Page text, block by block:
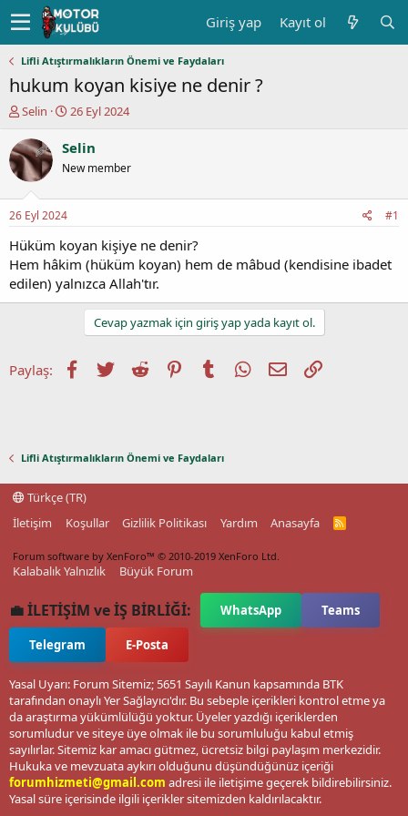
Giriş yap Kayıt ol
Lifli Atıştırmalıkların Önemi ve Faydaları
hukum koyan kisiye ne denir ?
K
n
u
y
b
a
ş
a
t
a
Selin
B
ş
a
ç
a
r
i
26 Eyl 2024
Selin
New member
26 Eyl 2024 #1
Hüküm koyan kişiye ne denir?
Hem hâkim (hüküm koyan) hem de mâbud (kendisine ibadet
edilen) yalnızca Allah'tır.
Cevap yazmak için giriş yap yada kayıt ol.
Paylaş: Facebook
TwitterReddit PinterestTumblrWhatsApp
E-postaLink
Lifli Atıştırmalıkların Önemi ve Faydaları
Türkçe (TR)
İletişim
Koşullar Gizlilik Politikası Yardım Anasayfa
R
Forum software by XenForo™ © 2010-2019 XenForo Ltd.
Kalabalık Yalnızlık Büyük Forum
💼 İLETİŞİM ve İŞ BİRLİĞİ: WhatsApp Teams
Telegram E-Posta
Yasal Uyarı: Forum Sitemiz; 5651 Sayılı Kanun kapsamında BTK
tarafından onaylı Yer Sağlayıcı'dır. Bu sebeple içerikleri kontrol etme ya
da araştırma yükümlülüğü yoktur. Üyeler yazdığı içeriklerden
sorumludur ve siteye üye olmak ile bu sorumluluğu kabul etmiş
sayılırlar. Sitemiz kar amacı gütmez, ücretsiz bilgi paylaşım merkezidir.
Hukuka ve mevzuata aykırı olduğunu düşündüğünüz içeriği
forumhizmeti@gmail.com adresi ile iletişime geçerek bildirebilirsiniz.
Yasal süre içerisinde ilgili içerikler sitemizden kaldırılacaktır.